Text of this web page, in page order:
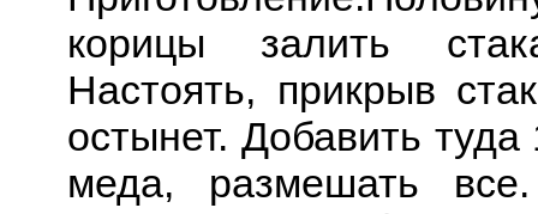
корицы залить
Настоять, прикрыв
остынет. Добавить
меда, размешать